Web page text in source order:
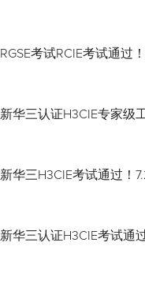
RGSE考试RCIE考试通过
新华三认证H3CIE专家级
新华三H3CIE考试通过！
新华三认证H3CIE考试通